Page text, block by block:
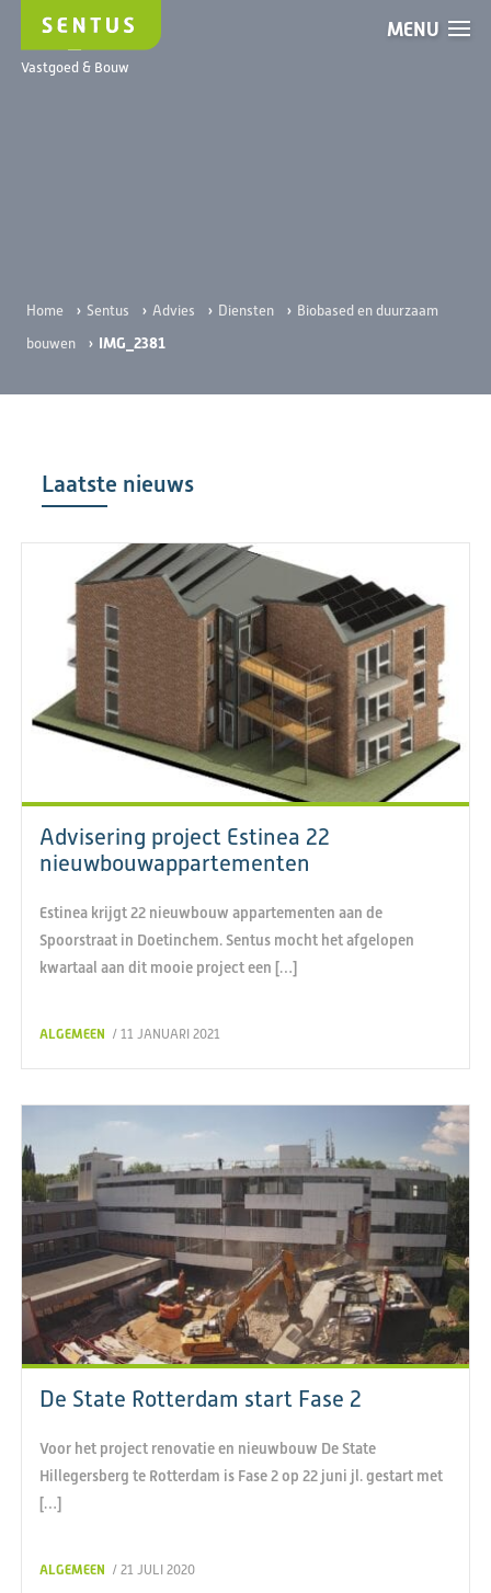
Vastgoed & Bouw
MENU
IMG_2381
Home › Sentus ›Advies › Diensten › Biobased en duurzaam
bouwen
› IMG_2381
Laatste nieuws
Advisering project Estinea 22
nieuwbouwappartementen
Estinea krijgt 22 nieuwbouw appartementen aan de
Spoorstraat in Doetinchem. Sentus mocht het afgelopen
kwartaal aan dit mooie project een […]
ALGEMEEN / 11 JANUARI 2021
De State Rotterdam start Fase 2
Voor het project renovatie en nieuwbouw De State
Hillegersberg te Rotterdam is Fase 2 op 22 juni jl. gestart met
[…]
ALGEMEEN / 21 JULI 2020